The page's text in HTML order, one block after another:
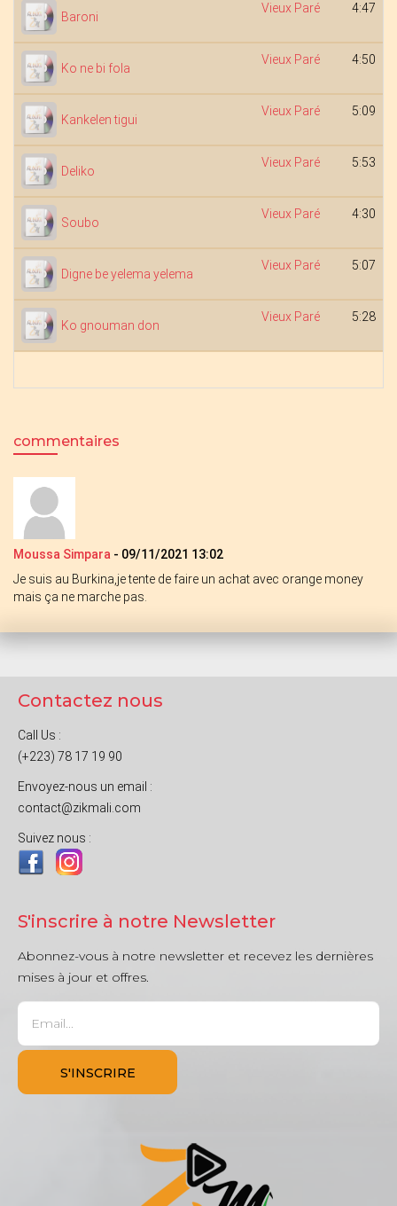
Baroni
Vieux Paré 4:47
Ko ne bi fola
Vieux Paré 4:50
Kankelen tigui
Vieux Paré 5:09
Deliko
Vieux Paré 5:53
Soubo
Vieux Paré 4:30
Digne be yelema yelema
Vieux Paré 5:07
Ko gnouman don
Vieux Paré 5:28
commentaires
Moussa Simpara - 09/11/2021 13:02
Je suis au Burkina,je tente de faire un achat avec orange money
mais ça ne marche pas.
Contactez nous
Call Us :
(+223) 78 17 19 90
Envoyez-nous un email :
contact@zikmali.com
Suivez nous :
S'inscrire à notre Newsletter
Abonnez-vous à notre newsletter et recevez les dernières
mises à jour et offres.